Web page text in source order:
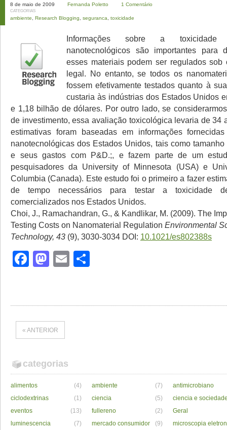
8 de maio de 2009 Fernanda Poletto 1 Comentário
CATEGORIAS
ambiente Research Blogging seguranca toxicidade
Informações sobre a toxicidade
nanotecnológicos são importantes para
esses materiais podem ser regulados
legal. No entanto, se todos os
fossem efetivamente testados quanto à
custaria às indústrias dos Estados Unidos
e 1,18 bilhão de dólares. Por outro lado, se
de investimento, essa avaliação toxicológica levaria de 34
estimativas foram baseadas em informações
nanotecnológicas dos Estados Unidos, tais como
e seus gastos com P&D.;, e fazem parte de um
pesquisadores da University of Minnesota (USA) e
Columbia (Canada). Este estudo foi o primeiro a fazer
de tempo necessários para testar a toxicidade
comercializados nos Estados Unidos.
Choi, J., Ramachandran, G., & Kandlikar, M. (2009). The
Testing Costs on Nanomaterial Regulation Environmental
Technology, 43 (9), 3030-3034 DOI: 10.1021/es802388s
Facebook
Mastodon
Email
« ANTERIOR
categorias
alimentos (4) ambiente (7)
antimicrobiano
ciclodextrinas
(1) ciencia (5)
ciencia e
eventos
(13) fullereno (2)
Geral
luminescencia
(7) mercado consumidor (9) microscopia